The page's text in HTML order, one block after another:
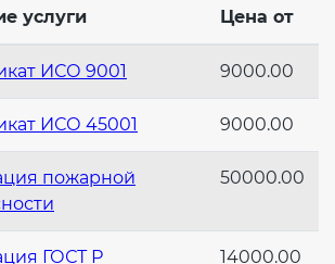
услуги Цена от
ИСО 9001 9000.00
ИСО 45001 9000.00
пожарной
50000.00
ГОСТ Р 14000.00